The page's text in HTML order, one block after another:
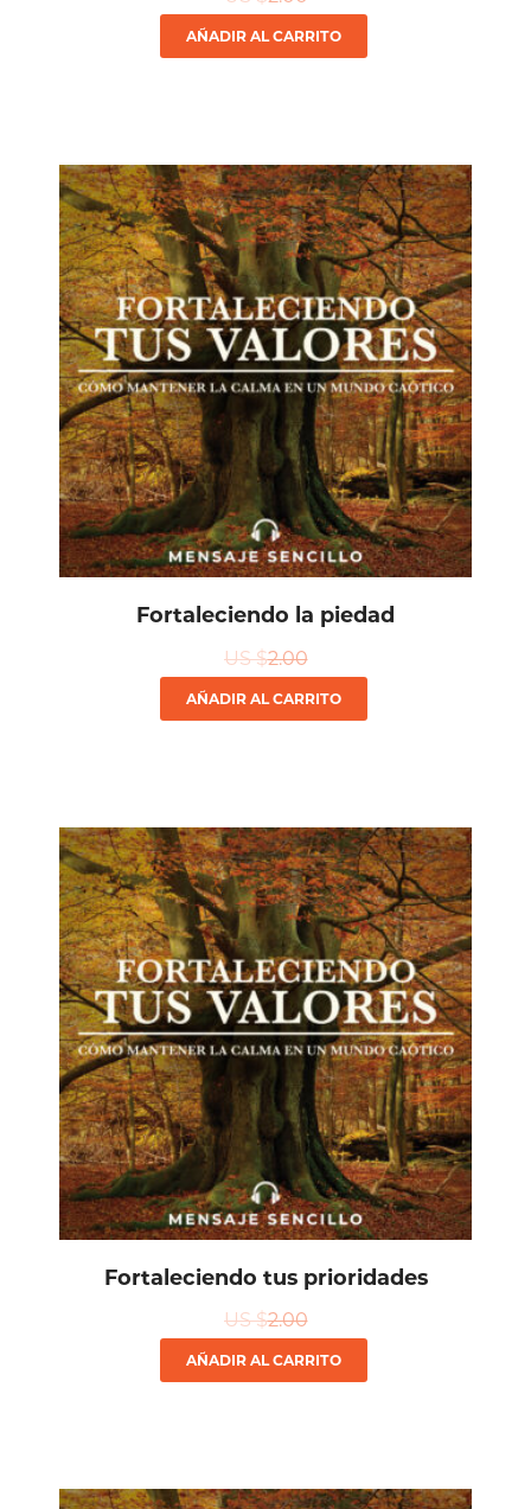
AÑADIR AL CARRITO
Fortaleciendo la piedad
US $2.00
AÑADIR AL CARRITO
Fortaleciendo tus prioridades
US $2.00
AÑADIR AL CARRITO